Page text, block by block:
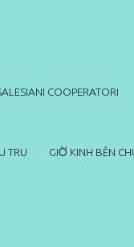
COOPERATORI
TRU GIỜ KINH BÊN